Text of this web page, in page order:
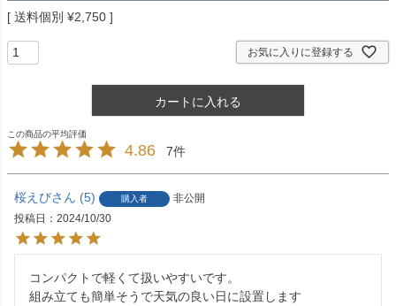
送料個別 ¥2,750
お気に入りに登録する
カートに入れる
4.86 7
桜えび 5 購入者
非公開
投稿日
2024/10/30
コンパクトで軽くて扱いやすいです。
組み立ても簡単そうで天気の良い日に設置します